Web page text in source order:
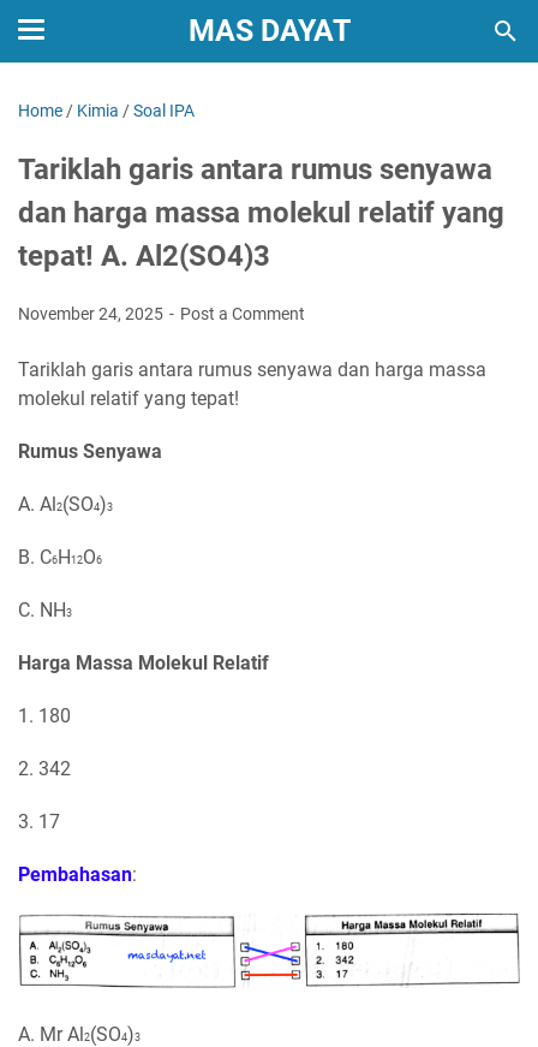
MAS DAYAT
Home / Kimia /Soal IPA
Tariklah garis antara rumus senyawa
dan harga massa molekul relatif yang
tepat! A. Al2(SO4)3
November 24, 2025 Post a Comment
Tariklah garis antara rumus senyawa dan harga massa
molekul relatif yang tepat!
Rumus Senyawa
A. Al2(SO4)3
B. C6H12O6
C. NH3
Harga Massa Molekul Relatif
1. 180
2. 342
3. 17
Pembahasan:
A. Mr Al2(SO4)3